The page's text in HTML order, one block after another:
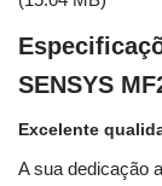
SENSYS
Excelente
A sua dedicação